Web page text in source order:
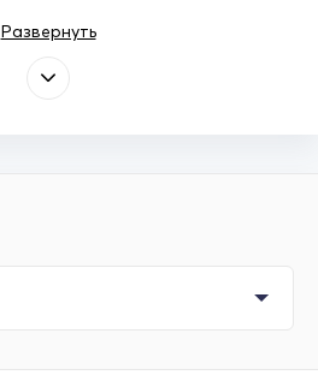
Развернуть